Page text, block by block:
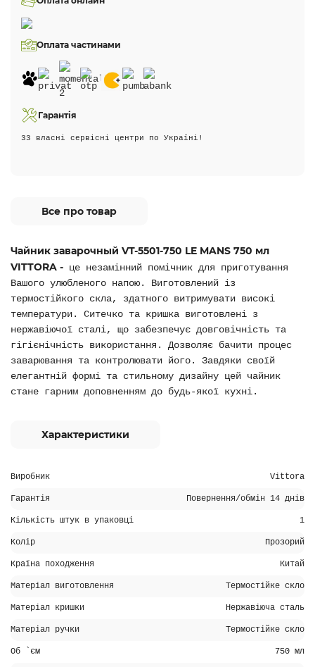
Оплата частинами
Гарантія
33 власні сервісні центри по Україні!
Все про товар
Чайник заварочный VT-5501-750 LE MANS 750 мл
VITTORA - це незамінний помічник для приготування
Вашого улюбленого напою. Виготовлений із
термостійкого скла, здатного витримувати високі
температури. Ситечко та кришка виготовлені з
нержавіючої сталі, що забезпечує довговічність та
гігієнічність використання. Дозволяє бачити процес
заварювання та контролювати його. Завдяки своїй
елегантній формі та стильному дизайну цей чайник
стане гарним доповненням до будь-якої кухні.
Характеристики
Виробник Vittora
Гарантія Повернення/обмін 14 днів
Кількість штук в упаковці 1
Колір Прозорий
Країна походження Китай
Матеріал виготовлення Термостійке скло
Матеріал кришки Нержавіюча сталь
Матеріал ручки Термостійке скло
Об `єм 750 мл